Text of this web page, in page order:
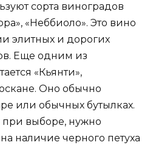
сорта виноградов
«Неббиоло». Это вино
элитных и дорогих
Еще одним из
«Кьянти»,
Оно обычно
или обычных бутылках.
выборе, нужно
наличие черного петуха